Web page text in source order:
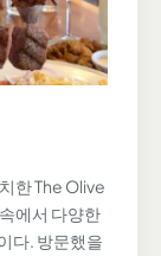
한 The Olive
에서 다양한
다. 방문했을